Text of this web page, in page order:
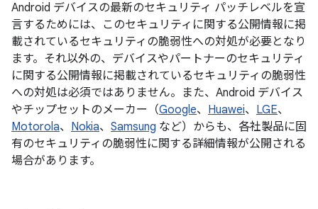
Android デバイスの最新のセキュリティ パッチレベルを宣
言するためには、このセキュリティに関する公開情報に掲
載されているセキュリティの脆弱性への対処が必要となり
ます。それ以外の、デバイスやパートナーのセキュリティ
に関する公開情報に掲載されているセキュリティの脆弱性
への対処は必須ではありません。また、Android デバイス
やチップセットのメーカー（Google、 Huawei、 LGE、
Motorola、 Nokia、 Samsung など）からも、各社製品に固
有のセキュリティの脆弱性に関する詳細情報が公開される
場合があります。